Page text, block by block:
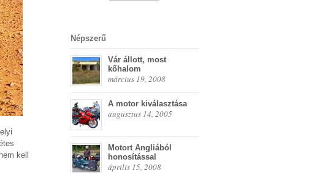
kell
Népszerű
Vár állott, most
kőhalom
március 19, 2008
A motor kiválasztása
augusztus 14, 2005
Motort Angliából
honosítással
április 15, 2008